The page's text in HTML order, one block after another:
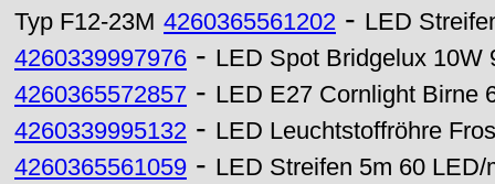
Typ F12-23M 4260365561202 - LED
4260339997976 - LED Spot Bridgelux 10W
4260365572857 - LED E27 Cornlight Birne
4260339995132 - LED Leuchtstoffröhre
4260365561059 - LED Streifen 5m 60